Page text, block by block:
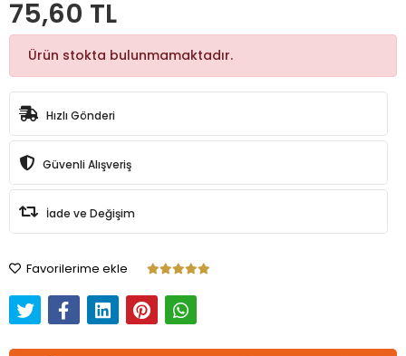
75,60 TL
Ürün stokta bulunmamaktadır.
Hızlı Gönderi
Güvenli Alışveriş
İade ve Değişim
Favorilerime ekle